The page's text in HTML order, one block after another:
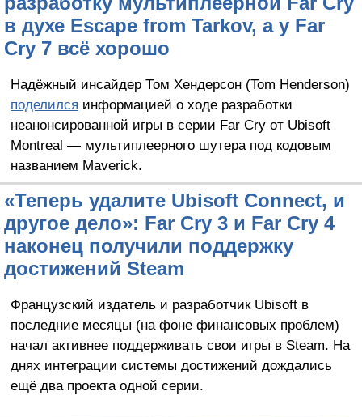
в духе Escape from Tarkov, а у Far
Cry 7 всё хорошо
Надёжный инсайдер Том Хендерсон (Tom Henderson)
поделился информацией о ходе разработки
неанонсированной игры в серии Far Cry от Ubisoft
Montreal — мультиплеерного шутера под кодовым
названием Maverick.
«Теперь удалите Ubisoft Connect, и
другое дело»: Far Cry 3 и Far Cry 4
наконец получили поддержку
достижений Steam
Французский издатель и разработчик Ubisoft в
последние месяцы (на фоне финансовых проблем)
начал активнее поддерживать свои игры в Steam. На
днях интеграции системы достижений дождались
ещё два проекта одной серии.